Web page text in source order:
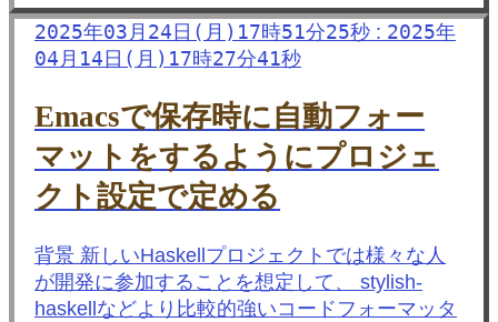
2025年03月24日(月)17時51分25秒 : 2025年
04月14日(月)17時27分41秒
Emacsで保存時に自動フォー
マットをするようにプロジェ
クト設定で定める
背景 新しいHaskellプロジェクトでは様々な人
が開発に参加することを想定して、 stylish-
haskellなどより比較的強いコードフォーマッタ